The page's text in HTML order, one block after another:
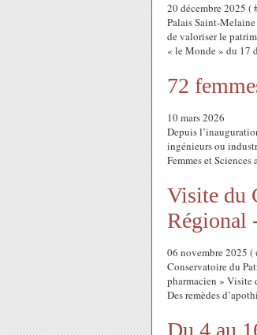
20 décembre 2025 (
Palais Saint-
de valoriser le
« le Monde » du 17
72
10 mars 2026
Depuis
ingénieurs ou
Femmes et Sciences
Visite du
Régional
06 novembre 2025 (
Conservatoire du
pharmacien » Visite
Des remèdes
Du 4 au